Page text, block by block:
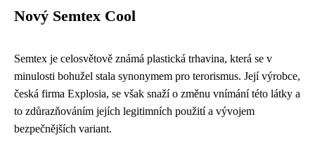
Nový Semtex Cool
Semtex je celosvětově známá plastická trhavina, která se v
minulosti bohužel stala synonymem pro terorismus. Její výrobce,
česká firma Explosia, se však snaží o změnu vnímání této látky a
to zdůrazňováním jejích legitimních použití a vývojem
bezpečnějších variant.